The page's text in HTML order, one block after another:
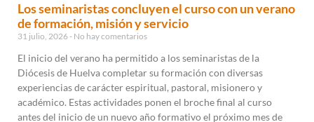
Los seminaristas concluyen el curso con un verano
de formación, misión y servicio
31 julio, 2026 No hay comentarios
El inicio del verano ha permitido a los seminaristas de la
Diócesis de Huelva completar su formación con diversas
experiencias de carácter espiritual, pastoral, misionero y
académico. Estas actividades ponen el broche final al curso
antes del inicio de un nuevo año formativo el próximo mes de